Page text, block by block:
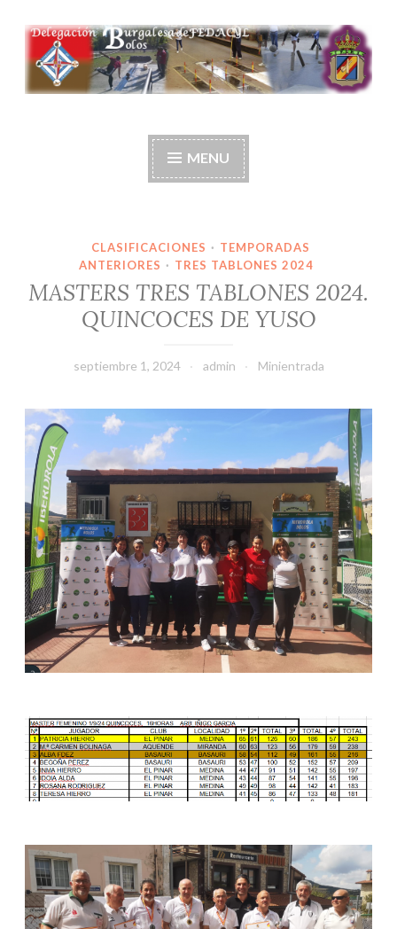
Ir
al
contenido
Delegación burgalesa
de fedacyl-bolos
MENU
CLASIFICACIONES · TEMPORADAS
ANTERIORES · TRES TABLONES 2024
MASTERS TRES TABLONES 2024.
QUINCOCES DE YUSO
septiembre 1, 2024 admin Minientrada